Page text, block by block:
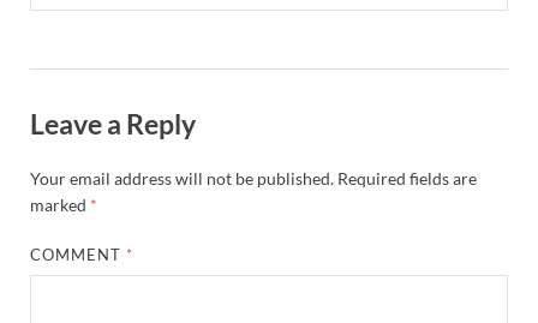
Leave a Reply
Your email address will not be published. Required fields are
marked *
COMMENT *